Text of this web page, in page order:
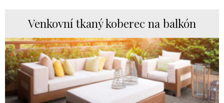
Venkovní tkaný koberec na balkón